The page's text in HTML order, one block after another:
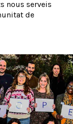
nous serveis
de